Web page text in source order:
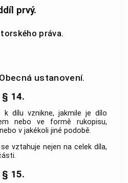
prvý.
práva.
Obecná ustanovení.
§ 14.
k dílu vznikne, jakmile je dílo
nebo ve formě rukopisu,
v jakékoli jiné podobě.
vztahuje nejen na celek díla,
§ 15.